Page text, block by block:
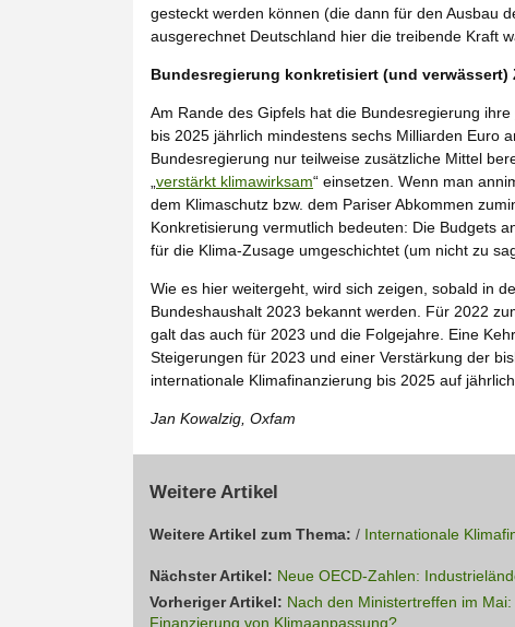
gesteckt werden können (die dann für den Ausbau
ausgerechnet Deutschland hier die treibende Kraft
Bundesregierung konkretisiert (und verwässert)
Am Rande des Gipfels hat die Bundesregierung ihre
bis 2025 jährlich mindestens sechs Milliarden Euro
Bundesregierung nur teilweise zusätzliche Mittel
verstärkt klimawirksam“ einsetzen. Wenn man
dem Klimaschutz bzw. dem Pariser Abkommen
Konkretisierung vermutlich bedeuten: Die Budgets
für die Klima-Zusage umgeschichtet (um nicht zu
Wie es hier weitergeht, wird sich zeigen, sobald in
Bundeshaushalt 2023 bekannt werden. Für 2022
galt das auch für 2023 und die Folgejahre. Eine
Steigerungen für 2023 und einer Verstärkung der
internationale Klimafinanzierung bis 2025 auf
Jan Kowalzig, Oxfam
Weitere Artikel
Weitere Artikel zum Thema: / Internationale
Nächster Artikel: Neue OECD-Zahlen:
Vorheriger Artikel: Nach den Ministertreffen im
Finanzierung von Klimaanpassung?